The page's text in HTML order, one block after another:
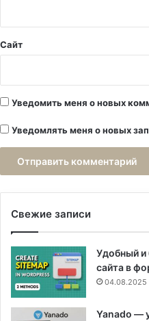
Сайт
Уведомить меня о новых
Уведомлять меня о новых
Свежие записи
Удобный и
сайта в
04.08.2025
Yanado —